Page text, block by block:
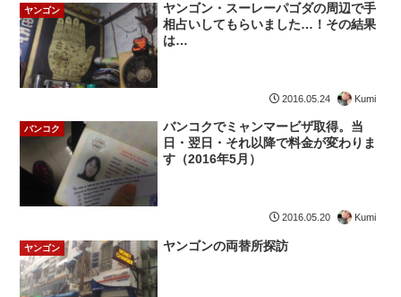
ヤンゴン
ヤンゴン・スーレーパゴダの周辺で手
相占いしてもらいました…！その結果
は…
2016.05.24 Kumi
バンコク
バンコクでミャンマービザ取得。当
日・翌日・それ以降で料金が変わりま
す（2016年5月）
2016.05.20 Kumi
ヤンゴン ヤンゴンの両替所探訪